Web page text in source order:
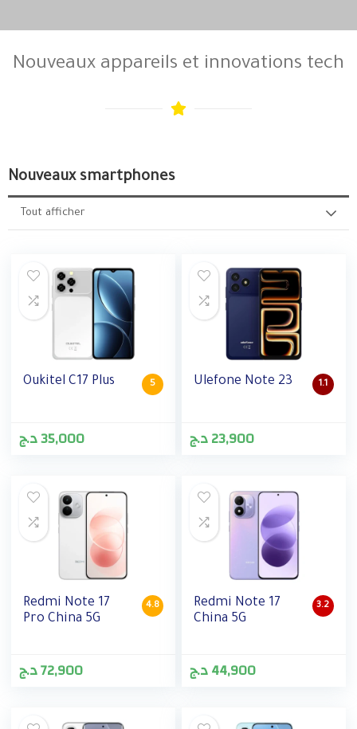
Nouveaux appareils et innovations tech
Nouveaux smartphones
Tout afficher
5
Oukitel C17 Plus
35,000د.ج
1.1
Ulefone Note 23
23,900د.ج
4.8
Redmi Note 17
Pro China 5G
72,900د.ج
3.2
Redmi Note 17
China 5G
44,900د.ج